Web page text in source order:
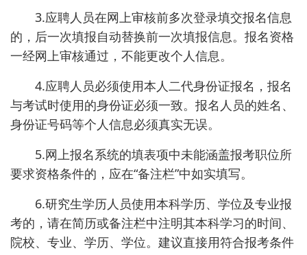
3.应聘人员在网上审核前多次登录填交报名信息
的，后一次填报自动替换前一次填报信息。报名资格
一经网上审核通过，不能更改个人信息。
4.应聘人员必须使用本人二代身份证报名，报名
与考试时使用的身份证必须一致。报名人员的姓名、
身份证号码等个人信息必须真实无误。
5.网上报名系统的填表项中未能涵盖报考职位所
要求资格条件的，应在“备注栏”中如实填写。
6.研究生学历人员使用本科学历、学位及专业报
考的，请在简历或备注栏中注明其本科学习的时间、
院校、专业、学历、学位。建议直接用符合报考条件